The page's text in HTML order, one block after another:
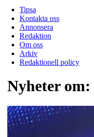
Tipsa
Kontakta oss
Annonsera
Redaktion
Om oss
Arkiv
Redaktionell policy
Nyheter om: